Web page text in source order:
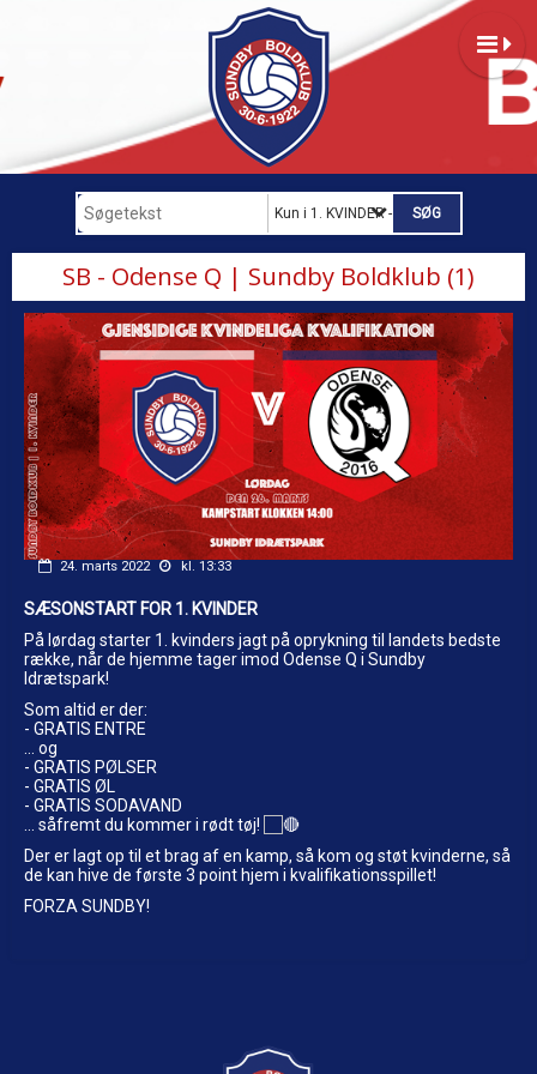
Kun i 1. KVINDER - B-LIGA
SB - Odense Q | Sundby Boldklub (1)
24. marts 2022 kl. 13:33
SÆSONSTART FOR 1. KVINDER
På lørdag starter 1. kvinders jagt på oprykning til landets bedste
række, når de hjemme tager imod Odense Q i Sundby
Idrætspark!
Som altid er der:
- GRATIS ENTRE
… og
- GRATIS PØLSER
- GRATIS ØL
- GRATIS SODAVAND
... såfremt du kommer i rødt tøj!
Der er lagt op til et brag af en kamp, så kom og støt kvinderne, så
de kan hive de første 3 point hjem i kvalifikationsspillet!
FORZA SUNDBY!